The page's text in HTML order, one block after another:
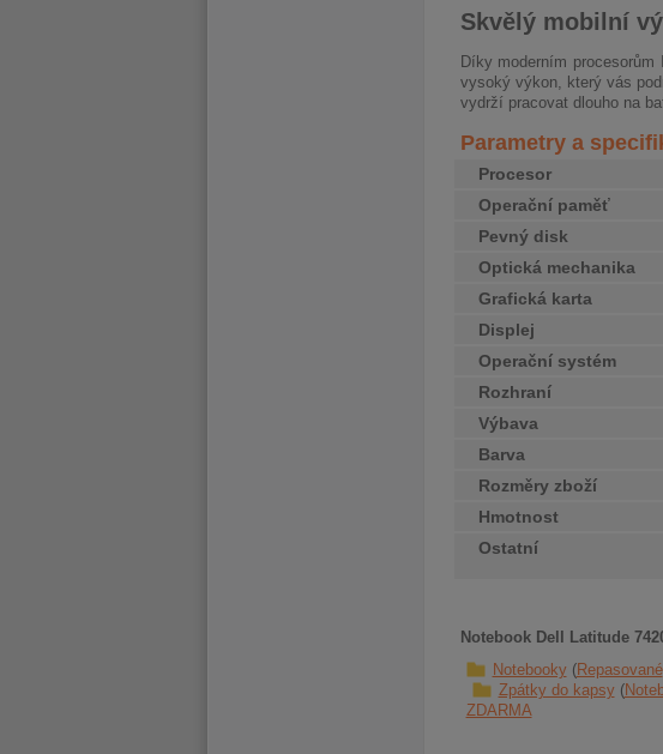
Skvělý mobilní
Díky moderním procesorům
vysoký výkon, který vás
vydrží pracovat dlouho na
Parametry a
Procesor
Operační paměť
Pevný disk
Optická mechanika
Grafická karta
Displej
Operační systém
Rozhraní
Výbava
Barva
Rozměry zboží
Hmotnost
Ostatní
Notebook Dell Latitude
Notebooky Repasované
Zpátky do kapsy
ZDARMA